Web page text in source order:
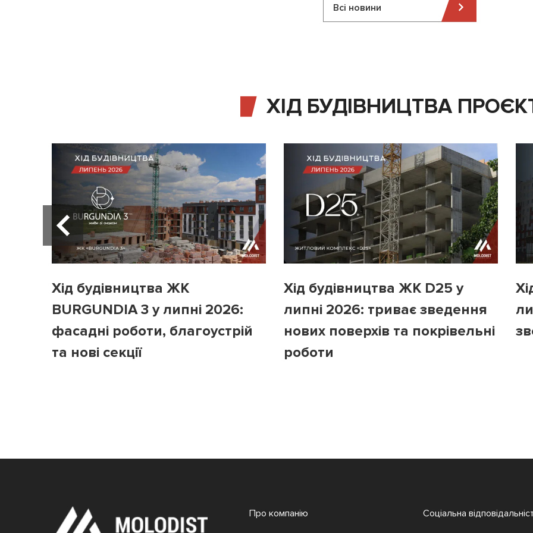
Всі новини
ХІД БУДІВНИЦТВА
Хід будівництва ЖК
BURGUNDIA 3 у липні 2026:
фасадні роботи, благоустрій
та нові секції
Хід будівництва ЖК D25 у
липні 2026: триває зведення
нових поверхів та покрівельні
роботи
Про компанію Соціальна